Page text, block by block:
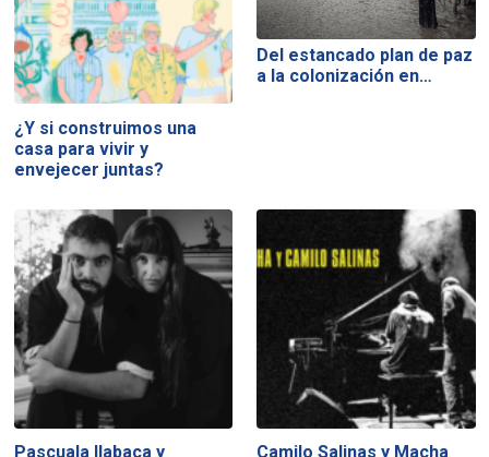
¿Y si construimos una
casa para vivir y
envejecer juntas?
Del estancado plan de paz
a la colonización en…
Pascuala Ilabaca y Camilo Salinas y Macha